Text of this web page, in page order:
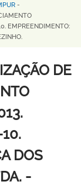
-
EMPREENDIMENTO:
DE
DOS
-